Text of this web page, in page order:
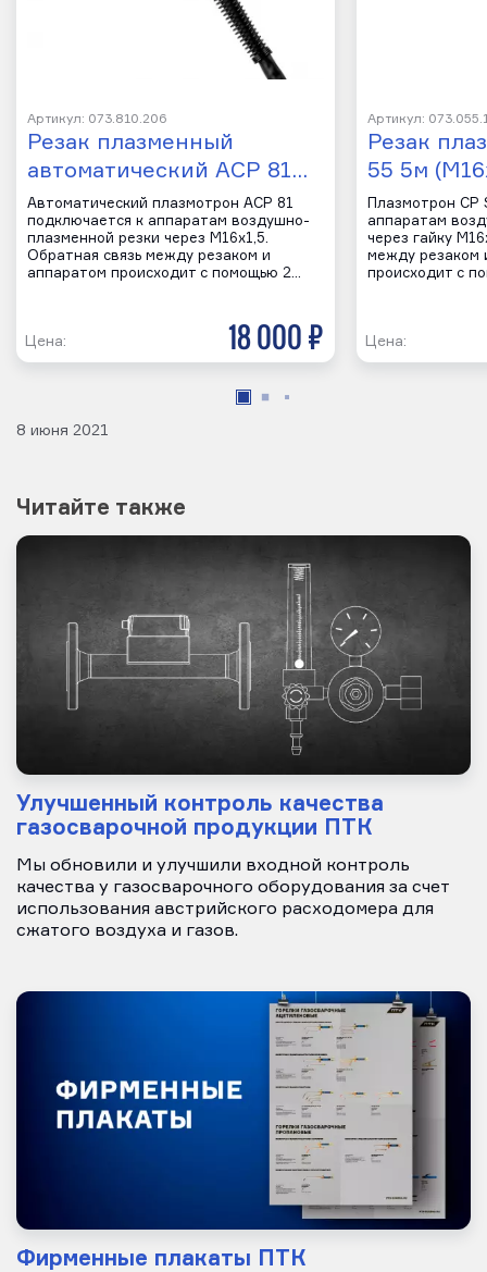
Артикул: 073.810.206
Резак плазменный
автоматический ACP 81…
Автоматический плазмотрон ACP 81
подключается к аппаратам воздушно-
плазменной резки через M16х1,5.
Обратная связь между резаком и
аппаратом происходит с помощью 2…
Цена: 18 000 р
Артикул:
Резак
55 5м
Плазмотрон
аппаратам
через гайку
между резаком
происходит с
Цена:
8 июня 2021
Читайте также
Улучшенный контроль качества
газосварочной продукции ПТК
Мы обновили и улучшили входной контроль
качества у газосварочного оборудования за счет
использования австрийского расходомера для
сжатого воздуха и газов.
Фирменные плакаты ПТК